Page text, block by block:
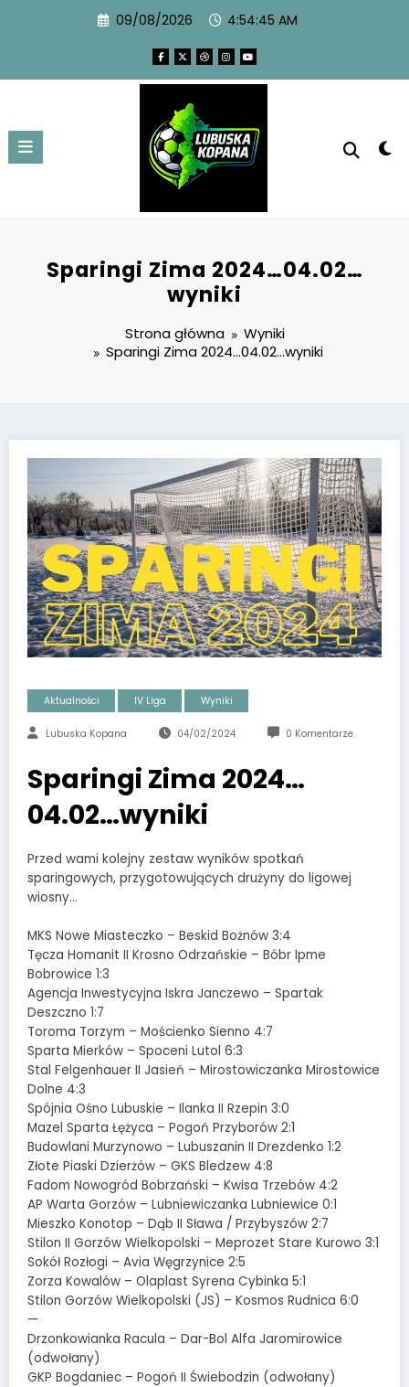
09/08/2026 4:54:45 AM
Sparingi Zima 2024…04.02…
wyniki
Strona główna
Wyniki
Sparingi Zima 2024…04.02…wyniki
Aktualności IV Liga Wyniki
Lubuska Kopana 04/02/2024 0 Komentarze
Sparingi Zima 2024…
04.02…wyniki
Przed wami kolejny zestaw wyników spotkań
sparingowych, przygotowujących drużyny do ligowej
wiosny…
MKS Nowe Miasteczko – Beskid Bożnów 3:4
Tęcza Homanit II Krosno Odrzańskie – Bóbr Ipme
Bobrowice 1:3
Agencja Inwestycyjna Iskra Janczewo – Spartak
Deszczno 1:7
Toroma Torzym – Mościenko Sienno 4:7
Sparta Mierków – Spoceni Lutol 6:3
Stal Felgenhauer II Jasień – Mirostowiczanka Mirostowice
Dolne 4:3
Spójnia Ośno Lubuskie – Ilanka II Rzepin 3:0
Mazel Sparta Łężyca – Pogoń Przyborów 2:1
Budowlani Murzynowo – Lubuszanin II Drezdenko 1:2
Złote Piaski Dzierżów – GKS Bledzew 4:8
Fadom Nowogród Bobrzański – Kwisa Trzebów 4:2
AP Warta Gorzów – Lubniewiczanka Lubniewice 0:1
Mieszko Konotop – Dąb II Sława / Przybyszów 2:7
Stilon II Gorzów Wielkopolski – Meprozet Stare Kurowo 3:1
Sokół Rozłogi – Avia Węgrzynice 2:5
Zorza Kowalów – Olaplast Syrena Cybinka 5:1
Stilon Gorzów Wielkopolski (JS) – Kosmos Rudnica 6:0
—
Drzonkowianka Racula – Dar-Bol Alfa Jaromirowice
(odwołany)
GKP Bogdaniec – Pogoń II Świebodzin (odwołany)